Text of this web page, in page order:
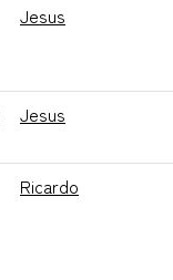
Jesus
Jesus
Ricardo